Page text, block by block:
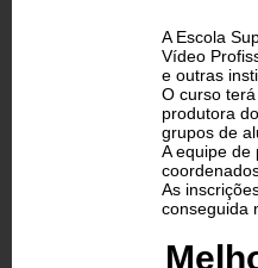
A Escola
Vídeo
e outras
O curso
produtora
grupos de
A equipe de
As
conseguida